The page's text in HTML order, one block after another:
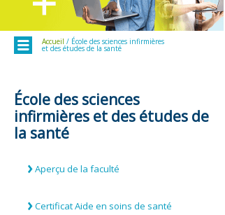
Menu Accueil / École des sciences infirmières
et des études de la santé
École des sciences
infirmières et des études de
la santé
Aperçu de la faculté
Certificat Aide en soins de santé